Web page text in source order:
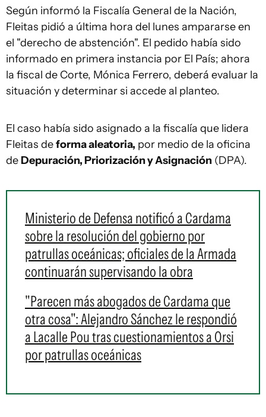
Según informó la Fiscalía General de la Nación,
Fleitas pidió a última hora del lunes ampararse en
el "derecho de abstención". El pedido había sido
informado en primera instancia por El País; ahora
la fiscal de Corte, Mónica Ferrero, deberá evaluar la
situación y determinar si accede al planteo.
El caso había sido asignado a la fiscalía que lidera
Fleitas deforma aleatoria, por medio de la oficina
de Depuración, Priorización y Asignación (DPA).
Ministerio de Defensa notificó a Cardama
sobre la resolución del gobierno por
patrullas oceánicas; oficiales de la Armada
continuarán supervisando la obra
"Parecen más abogados de Cardama que
otra cosa": Alejandro Sánchez le respondió
a Lacalle Pou tras cuestionamientos a Orsi
por patrullas oceánicas